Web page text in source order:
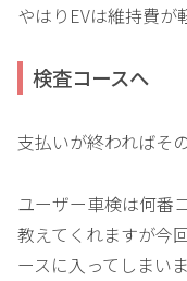
やはりEVは維持費が
検査コースへ
支払いが終わればそ
ユーザー車検は何番
教えてくれますが今
ースに入ってしまい